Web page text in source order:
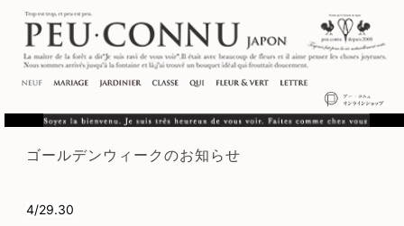
ゴールデンウィークのお知らせ
4/29.30